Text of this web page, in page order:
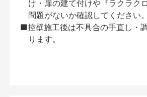
け・扉の建て付けや『ラクラク
問題がないか確認してください。
■控壁施工後は不具合の手直し・
ります。